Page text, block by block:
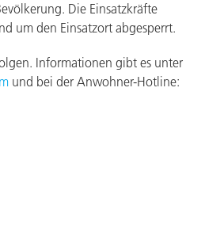
Die Einsatzkräfte
um den Einsatzort abgesperrt.
Informationen gibt es unter
und bei der Anwohner-Hotline: